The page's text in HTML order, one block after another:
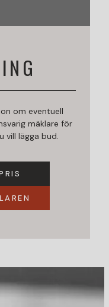
om eventuell
mäklare för
vill lägga bud.